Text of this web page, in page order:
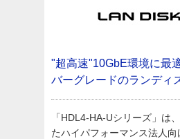
"超高速"10GbE環境に最
バーグレードのランディ
「HDL4-HA-Uシリーズ」は
たハイパフォーマンス法人